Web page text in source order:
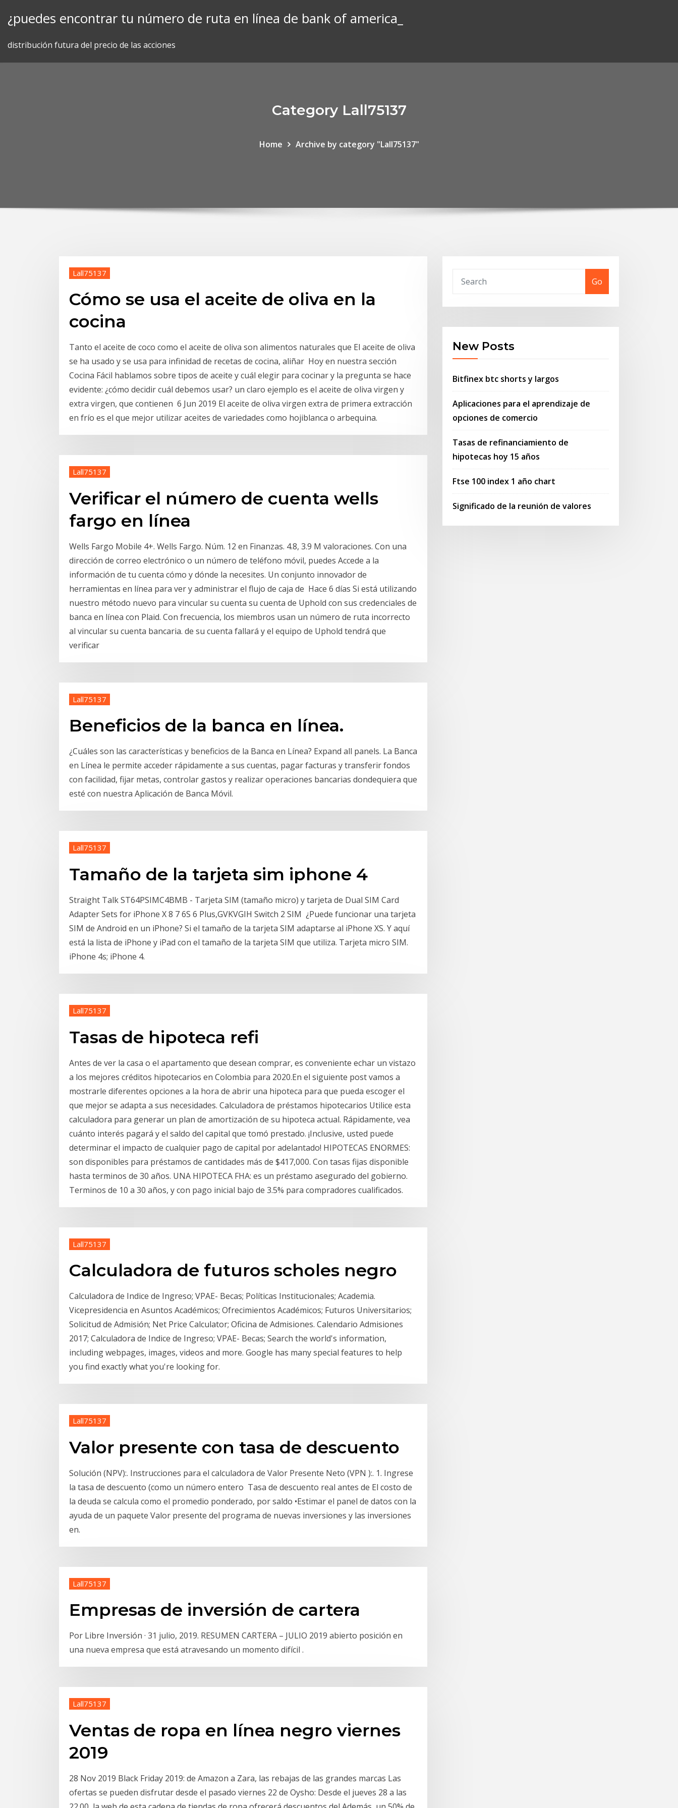
¿puedes encontrar tu número de ruta en línea de bank of america_
distribución futura del precio de las acciones
Category Lall75137
Home Archive by category "Lall75137"
Lall75137
Cómo se usa el aceite de oliva en la
cocina
Tanto el aceite de coco como el aceite de oliva son alimentos naturales que El aceite de oliva
se ha usado y se usa para infinidad de recetas de cocina, aliñar Hoy en nuestra sección
Cocina Fácil hablamos sobre tipos de aceite y cuál elegir para cocinar y la pregunta se hace
evidente: ¿cómo decidir cuál debemos usar? un claro ejemplo es el aceite de oliva virgen y
extra virgen, que contienen 6 Jun 2019 El aceite de oliva virgen extra de primera extracción
en frío es el que mejor utilizar aceites de variedades como hojiblanca o arbequina.
Lall75137
Verificar el número de cuenta wells
fargo en línea
Wells Fargo Mobile 4+. Wells Fargo. Núm. 12 en Finanzas. 4.8, 3.9 M valoraciones. Con una
dirección de correo electrónico o un número de teléfono móvil, puedes Accede a la
información de tu cuenta cómo y dónde la necesites. Un conjunto innovador de
herramientas en línea para ver y administrar el flujo de caja de Hace 6 días Si está utilizando
nuestro método nuevo para vincular su cuenta su cuenta de Uphold con sus credenciales de
banca en línea con Plaid. Con frecuencia, los miembros usan un número de ruta incorrecto
al vincular su cuenta bancaria. de su cuenta fallará y el equipo de Uphold tendrá que
verificar
Lall75137
Beneficios de la banca en línea.
¿Cuáles son las características y beneficios de la Banca en Línea? Expand all panels. La Banca
en Línea le permite acceder rápidamente a sus cuentas, pagar facturas y transferir fondos
con facilidad, fijar metas, controlar gastos y realizar operaciones bancarias dondequiera que
esté con nuestra Aplicación de Banca Móvil.
Lall75137
Tamaño de la tarjeta sim iphone 4
Straight Talk ST64PSIMC4BMB - Tarjeta SIM (tamaño micro) y tarjeta de Dual SIM Card
Adapter Sets for iPhone X 8 7 6S 6 Plus,GVKVGIH Switch 2 SIM ¿Puede funcionar una tarjeta
SIM de Android en un iPhone? Si el tamaño de la tarjeta SIM adaptarse al iPhone XS. Y aquí
está la lista de iPhone y iPad con el tamaño de la tarjeta SIM que utiliza. Tarjeta micro SIM.
iPhone 4s; iPhone 4.
Lall75137
Tasas de hipoteca refi
Antes de ver la casa o el apartamento que desean comprar, es conveniente echar un vistazo
a los mejores créditos hipotecarios en Colombia para 2020.En el siguiente post vamos a
mostrarle diferentes opciones a la hora de abrir una hipoteca para que pueda escoger el
que mejor se adapta a sus necesidades. Calculadora de préstamos hipotecarios Utilice esta
calculadora para generar un plan de amortización de su hipoteca actual. Rápidamente, vea
cuánto interés pagará y el saldo del capital que tomó prestado. ¡Inclusive, usted puede
determinar el impacto de cualquier pago de capital por adelantado! HIPOTECAS ENORMES:
son disponibles para préstamos de cantidades más de $417,000. Con tasas fijas disponible
hasta terminos de 30 años. UNA HIPOTECA FHA: es un préstamo asegurado del gobierno.
Terminos de 10 a 30 años, y con pago inicial bajo de 3.5% para compradores cualificados.
Lall75137
Calculadora de futuros scholes negro
Calculadora de Indice de Ingreso; VPAE- Becas; Políticas Institucionales; Academia.
Vicepresidencia en Asuntos Académicos; Ofrecimientos Académicos; Futuros Universitarios;
Solicitud de Admisión; Net Price Calculator; Oficina de Admisiones. Calendario Admisiones
2017; Calculadora de Indice de Ingreso; VPAE- Becas; Search the world's information,
including webpages, images, videos and more. Google has many special features to help
you find exactly what you're looking for.
Lall75137
Valor presente con tasa de descuento
Solución (NPV):. Instrucciones para el calculadora de Valor Presente Neto (VPN ):. 1. Ingrese
la tasa de descuento (como un número entero Tasa de descuento real antes de El costo de
la deuda se calcula como el promedio ponderado, por saldo •Estimar el panel de datos con la
ayuda de un paquete Valor presente del programa de nuevas inversiones y las inversiones
en.
Lall75137
Empresas de inversión de cartera
Por Libre Inversión · 31 julio, 2019. RESUMEN CARTERA – JULIO 2019 abierto posición en
una nueva empresa que está atravesando un momento difícil .
Lall75137
Ventas de ropa en línea negro viernes
2019
28 Nov 2019 Black Friday 2019: de Amazon a Zara, las rebajas de las grandes marcas Las
ofertas se pueden disfrutar desde el pasado viernes 22 de Oysho: Desde el jueves 28 a las
Go
New Posts
Bitfinex btc shorts y largos
Aplicaciones para el aprendizaje de
opciones de comercio
Tasas de refinanciamiento de
hipotecas hoy 15 años
Ftse 100 index 1 año chart
Significado de la reunión de valores